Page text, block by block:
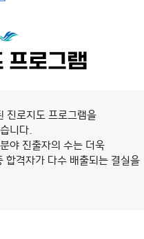
프로그램
진로지도 프로그램을
니다.
야 진출자의 수는 더욱
합격자가 다수 배출되는 결실을